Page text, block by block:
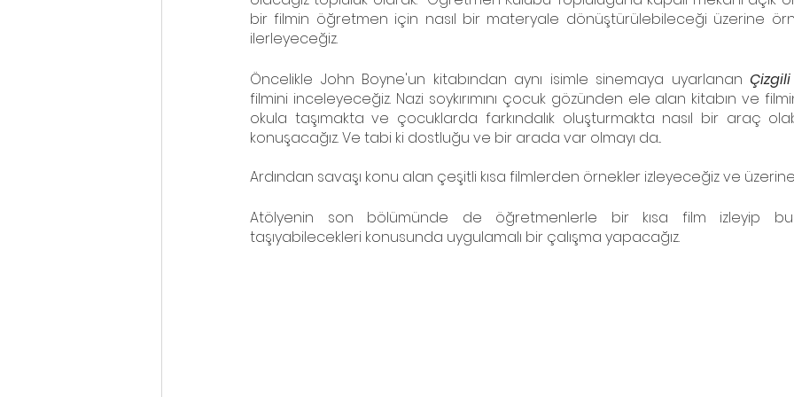
bir filmin öğretmen için nasıl bir materyale dönüştürülebileceği üzerine
ilerleyeceğiz.
Öncelikle John Boyne'un kitabından aynı isimle sinemaya uyarlanan
filmini inceleyeceğiz. Nazi soykırımını çocuk gözünden ele alan kitabın ve
okula taşımakta ve çocuklarda farkındalık oluşturmakta nasıl bir araç
konuşacağız. Ve tabi ki dostluğu ve bir arada var olmayı da...
Ardından savaşı konu alan çeşitli kısa filmlerden örnekler izleyeceğiz ve
Atölyenin son bölümünde de öğretmenlerle bir kısa film izleyip
taşıyabilecekleri konusunda uygulamalı bir çalışma yapacağız.